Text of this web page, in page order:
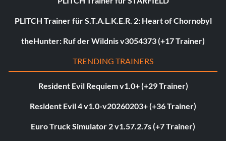
PLITCH Trainer für S.T.A.L.K.E.R. 2: Heart of Chornobyl
theHunter: Ruf der Wildnis v3054373 (+17 Trainer)
TRENDING TRAINERS
Resident Evil Requiem v1.0+ (+29 Trainer)
Resident Evil 4 v1.0-v20260203+ (+36 Trainer)
Euro Truck Simulator 2 v1.57.2.7s (+7 Trainer)